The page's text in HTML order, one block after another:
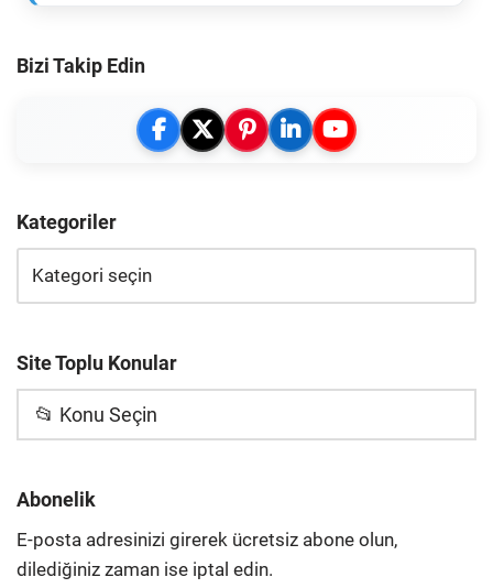
Bizi Takip Edin
Kategoriler
Site Toplu Konular
📂 Konu Seçin
Abonelik
E-posta adresinizi girerek ücretsiz abone olun,
dilediğiniz zaman ise iptal edin.